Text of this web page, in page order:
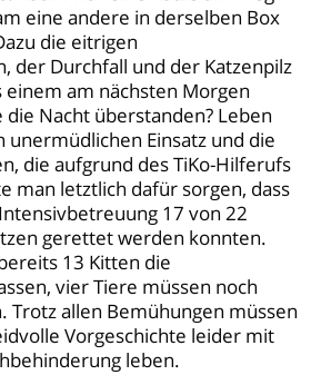
eine andere in derselben Box
die eitrigen
der Durchfall und der Katzenpilz
einem am nächsten Morgen
Nacht überstanden? Leben
unermüdlichen Einsatz und die
die aufgrund des TiKo-Hilferufs
man letztlich dafür sorgen, dass
17 von 22
gerettet werden konnten.
13 Kitten die
vier Tiere müssen noch
Trotz allen Bemühungen müssen
Vorgeschichte leider mit
leben.